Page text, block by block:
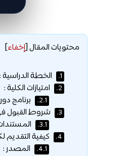
محتويات المقال[إخفاء]
1. الخطة الدراسية
2. امتيازات الكلية :
2.1. برنامج
3. شروط القبول
3.1.
4. كيفية
4.1. المصدر :